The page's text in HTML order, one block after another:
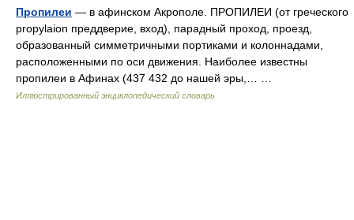
Пропилеи — в афинском Акрополе. ПРОПИЛЕИ (от греческого
propylaion преддверие, вход), парадный проход, проезд,
образованный симметричными портиками и колоннадами,
расположенными по оси движения. Наиболее известны
пропилеи в Афинах (437 432 до нашей эры,… …
Иллюстрированный энциклопедический словарь